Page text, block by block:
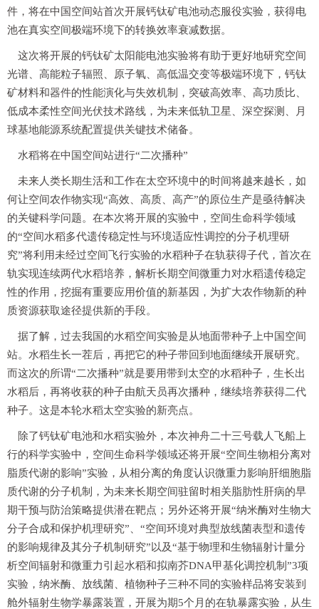
件，将在中国空间站首次开展钙钛矿电池动态服役实验，获得电
池在真实空间极端环境下的转换效率衰减数据。
这次将开展的钙钛矿太阳能电池实验将有助于更好地研究空间
光谱、高能粒子辐照、原子氧、高低温交变等极端环境下，钙钛
矿材料和器件的性能演化与失效机制，突破高效率、高功质比、
低成本柔性空间光伏技术路线，为未来低轨卫星、深空探测、月
球基地能源系统配置提供关键技术储备。
水稻将在中国空间站进行“二次播种”
未来人类长期生活和工作在太空环境中的时间将越来越长，如
何让空间农作物实现“高效、高质、高产”的原位生产是亟待解决
的关键科学问题。在本次将开展的实验中，空间生命科学领域
的“空间水稻多代遗传稳定性与环境适应性调控的分子机理研
究”将利用未经过空间飞行实验的水稻种子在轨获得子代，首次在
轨实现连续两代水稻培养，解析长期空间微重力对水稻遗传稳定
性的作用，挖掘有重要应用价值的新基因，为扩大农作物新的种
质资源获取途径提供新的手段。
据了解，过去我国的水稻空间实验是从地面带种子上中国空间
站。水稻生长一茬后，再把它的种子带回到地面继续开展研究。
而这次的所谓“二次播种”就是要用带到太空的水稻种子，生长出
水稻后，再将收获的种子由航天员再次播种，继续培养获得二代
种子。这是本轮水稻太空实验的新亮点。
除了钙钛矿电池和水稻实验外，本次神舟二十三号载人飞船上
行的科学实验中，空间生命科学领域还将开展“空间生物相分离对
脂质代谢的影响”实验，从相分离的角度认识微重力影响肝细胞脂
质代谢的分子机制，为未来长期空间驻留时相关脂肪性肝病的早
期干预与防治策略提供潜在靶点；另外还将开展“纳米酶对生物大
分子合成和保护机理研究”、“空间环境对典型放线菌表型和遗传
的影响规律及其分子机制研究”以及“基于物理和生物辐射计量分
析空间辐射和微重力引起水稻和拟南芥DNA甲基化调控机制”3项
实验，纳米酶、放线菌、植物种子三种不同的实验样品将安装到
舱外辐射生物学暴露装置，开展为期5个月的在轨暴露实验，从生